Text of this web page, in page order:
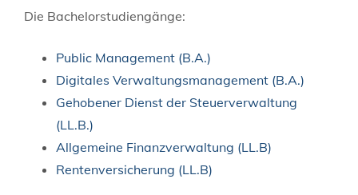
Die Bachelorstudiengänge:
Public Management (B.A.)
Digitales Verwaltungsmanagement (B.A.)
Gehobener Dienst der Steuerverwaltung
(LL.B.)
Allgemeine Finanzverwaltung (LL.B)
Rentenversicherung (LL.B)